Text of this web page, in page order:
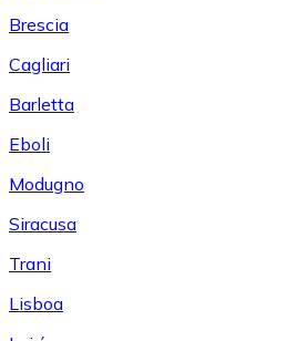
Brescia
Cagliari
Barletta
Eboli
Modugno
Siracusa
Trani
Lisboa